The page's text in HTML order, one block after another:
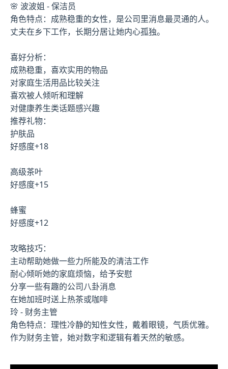
🌸 波波姐 - 保洁员
角色特点：成熟稳重的女性，是公司里消息最灵通的人。
丈夫在乡下工作，长期分居让她内心孤独。
喜好分析：
成熟稳重，喜欢实用的物品
对家庭生活用品比较关注
喜欢被人倾听和理解
对健康养生类话题感兴趣
推荐礼物：
护肤品
好感度+18
高级茶叶
好感度+15
蜂蜜
好感度+12
攻略技巧：
主动帮助她做一些力所能及的清洁工作
耐心倾听她的家庭烦恼，给予安慰
分享一些有趣的公司八卦消息
在她加班时送上热茶或咖啡
玲 - 财务主管
角色特点：理性冷静的知性女性，戴着眼镜，气质优雅。
作为财务主管，她对数字和逻辑有着天然的敏感。